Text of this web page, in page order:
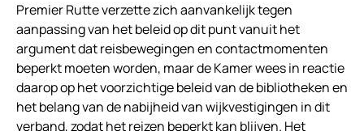
Premier Rutte verzette zich aanvankelijk tegen
aanpassing van het beleid op dit punt vanuit het
argument dat reisbewegingen en contactmomenten
beperkt moeten worden, maar de Kamer wees in reactie
daarop op het voorzichtige beleid van de bibliotheken en
het belang van de nabijheid van wijkvestigingen in dit
verband, zodat het reizen beperkt kan blijven. Het